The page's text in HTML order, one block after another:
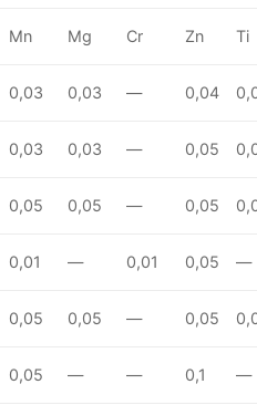
Mn Mg Cr Zn Ti
0,03 0,03 — 0,04
0,03 0,03 — 0,05
0,05 0,05 — 0,05
0,01 — 0,01 0,05 —
0,05 0,05 — 0,05
0,05 — — 0,1 —